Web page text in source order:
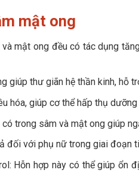
mật ong
mật ong đều có tác dụng
giúp thư giãn hệ thần kinh, hỗ
hóa, giúp cơ thể hấp thụ dưỡng
trong sâm và mật ong giúp
đối với phụ nữ trong giai đoạn
Hỗn hợp này có thể giúp ổn